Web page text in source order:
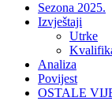
Sezona 2025.
Izvještaji
Utrke
Analiza
Povijest
OSTALE